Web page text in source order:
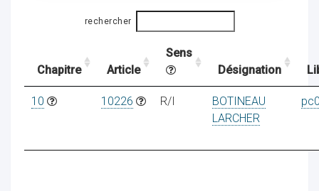
rechercher
Chapitre Article
Sens
Désignation
10 10226 R/I
BOTINEAU
LARCHER